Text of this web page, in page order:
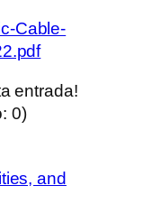
Cable-
entrada!
0)
and